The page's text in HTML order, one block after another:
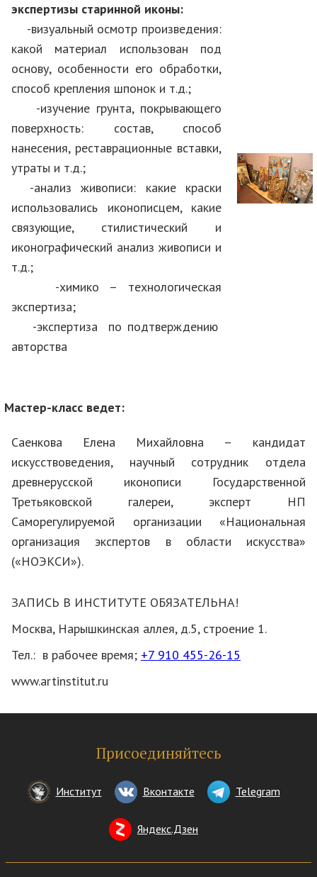
экспертизы старинной иконы:
-визуальный осмотр произведения:
какой материал использован под
основу, особенности его обработки,
способ крепления шпонок и т.д.;
-изучение грунта, покрывающего
поверхность: состав, способ
нанесения, реставрационные вставки,
утраты и т.д.;
-анализ живописи: какие краски
использовались иконописцем, какие
связующие, стилистический и
иконографический анализ живописи и
т.д.;
-химико – технологическая
экспертиза;
-экспертиза по подтверждению
авторства
Мастер-класс ведет:
Саенкова Елена Михайловна –
кандидат
искусствоведения, научный сотрудник отдела
древнерусской иконописи Государственной
Третьяковской галереи, эксперт НП
Саморегулируемой организации «Национальная
организация экспертов в области искусства»
(«НОЭКСИ»).
ЗАПИСЬ В ИНСТИТУТЕ ОБЯЗАТЕЛЬНА!
Москва, Нарышкинская аллея, д.5, строение 1.
Тел.: в рабочее время; +7 910 455-26-15
www.artinstitut.ru
Присоединяйтесь
Институт Вконтакте Telegram
Яндекс.Дзен